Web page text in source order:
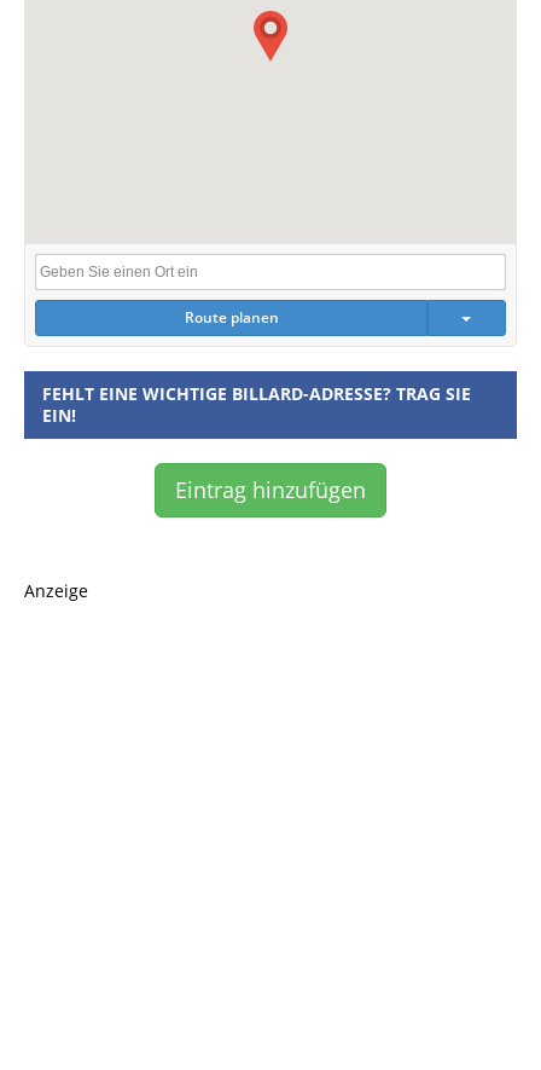
Route planen
FEHLT EINE WICHTIGE BILLARD-ADRESSE? TRAG SIE
EIN!
Eintrag hinzufügen
Anzeige